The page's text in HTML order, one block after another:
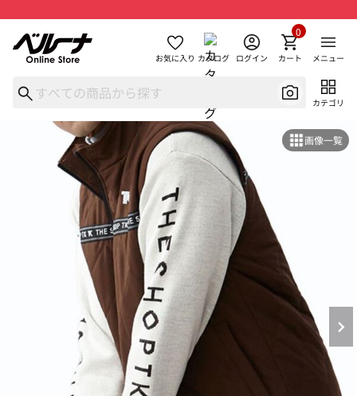
お気に入り カタログ ログイン カート
0
メニュー
カテゴリ
画像一覧